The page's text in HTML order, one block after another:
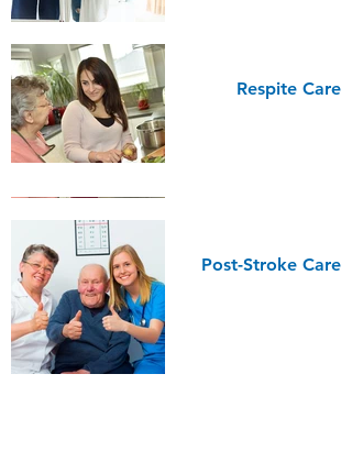
Respite Care
Post-Stroke Care